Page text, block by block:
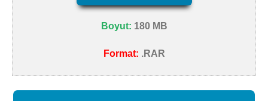
Boyut: 180 MB
Format: .RAR